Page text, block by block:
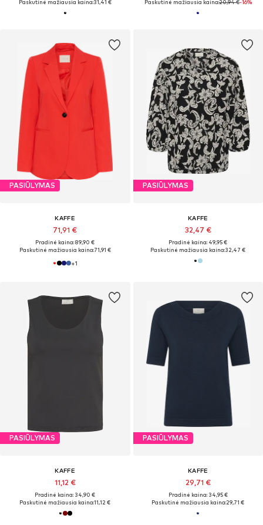
Paskutinė mažiausia kaina:31,41 € Paskutinė mažiausia kaina:20,94 €-16%
PASIŪLYMAS
KAFFE
71,91 €
Pradinė kaina: 89,90 €
Paskutinė mažiausia kaina:71,91 €
+1
PASIŪLYMAS
KAFFE
32,47 €
Pradinė kaina: 49,95 €
Paskutinė mažiausia kaina:32,47 €
PASIŪLYMAS
KAFFE
11,12 €
Pradinė kaina: 34,90 €
Paskutinė mažiausia kaina:11,12 €
PASIŪLYMAS
KAFFE
29,71 €
Pradinė kaina: 34,95 €
Paskutinė mažiausia kaina:29,71 €